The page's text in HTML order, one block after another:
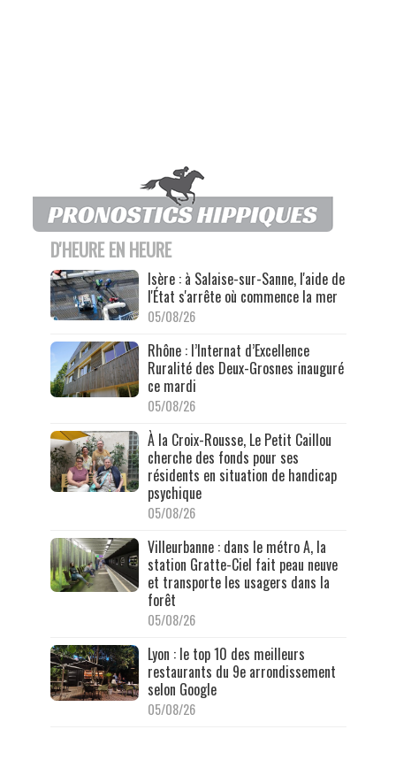
D'HEURE EN HEURE
Isère : à Salaise-sur-Sanne, l'aide de
l'État s'arrête où commence la mer
05/08/26
Rhône : l’Internat d’Excellence
Ruralité des Deux-Grosnes inauguré
ce mardi
05/08/26
À la Croix-Rousse, Le Petit Caillou
cherche des fonds pour ses
résidents en situation de handicap
psychique
05/08/26
Villeurbanne : dans le métro A, la
station Gratte-Ciel fait peau neuve
et transporte les usagers dans la
forêt
05/08/26
Lyon : le top 10 des meilleurs
restaurants du 9e arrondissement
selon Google
05/08/26